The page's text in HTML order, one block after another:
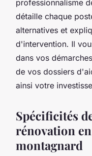
professionnalisme
détaille chaque
alternatives et
d'intervention. Il
dans vos
de vos dossiers
ainsi votre
Spécificités
rénovation
montagnard